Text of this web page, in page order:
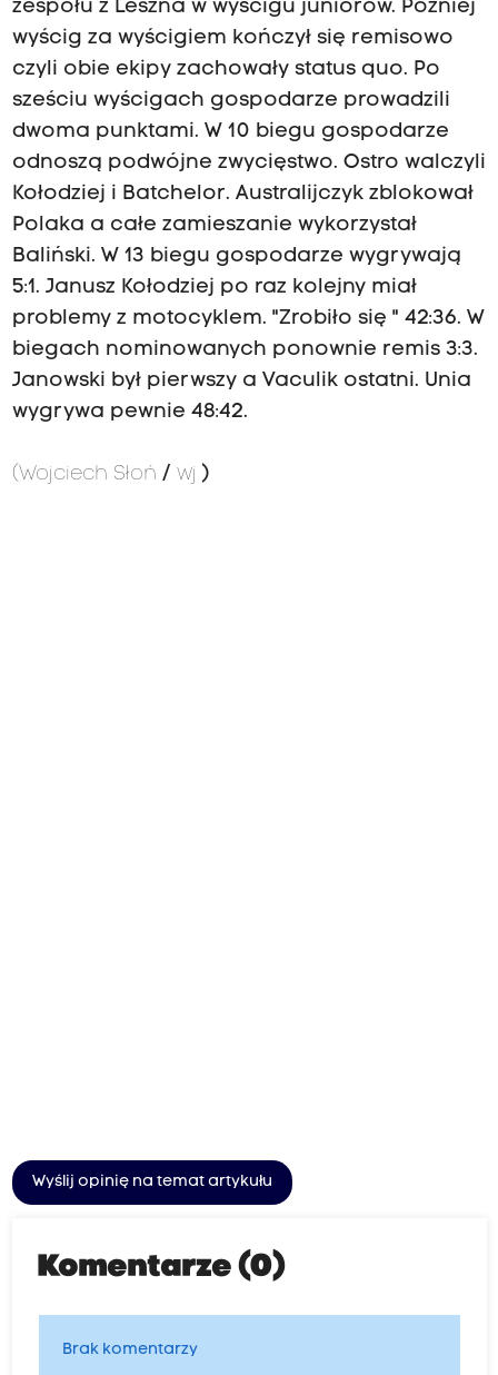
zespołu z Leszna w wyścigu juniorów. Później
wyścig za wyścigiem kończył się remisowo
czyli obie ekipy zachowały status quo. Po
sześciu wyścigach gospodarze prowadzili
dwoma punktami. W 10 biegu gospodarze
odnoszą podwójne zwycięstwo. Ostro walczyli
Kołodziej i Batchelor. Australijczyk zblokował
Polaka a całe zamieszanie wykorzystał
Baliński. W 13 biegu gospodarze wygrywają
5:1. Janusz Kołodziej po raz kolejny miał
problemy z motocyklem. "Zrobiło się " 42:36. W
biegach nominowanych ponownie remis 3:3.
Janowski był pierwszy a Vaculik ostatni. Unia
wygrywa pewnie 48:42.
(Wojciech Słoń / wj )
Wyślij opinię na temat artykułu
Komentarze (0)
Brak komentarzy